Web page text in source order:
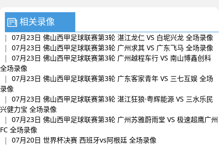
相关录像
| 07月23日 佛山西甲足球联赛第3轮 湛江龙仁 VS 白坭兴龙 全场录像
| 07月23日 佛山西甲足球联赛第3轮 广州求其 VS 广东飞马 全场录像
| 07月23日 佛山西甲足球联赛第3轮 广州越程车行 VS 南山博鑫创科
全场录像
| 07月23日 佛山西甲足球联赛第3轮 广东客家青年 VS 三七互娱 全场
录像
| 07月23日 佛山西甲足球联赛第3轮 湛江狂狼·粤辉能源 VS 三水乐民
兴健力宝 全场录像
| 07月23日 佛山西甲足球联赛第3轮 广州苏雅蔚雨堂 VS 极速超鹰广州
FC 全场录像
| 07月20日 世界杯决赛 西班牙vs阿根廷 全场录像